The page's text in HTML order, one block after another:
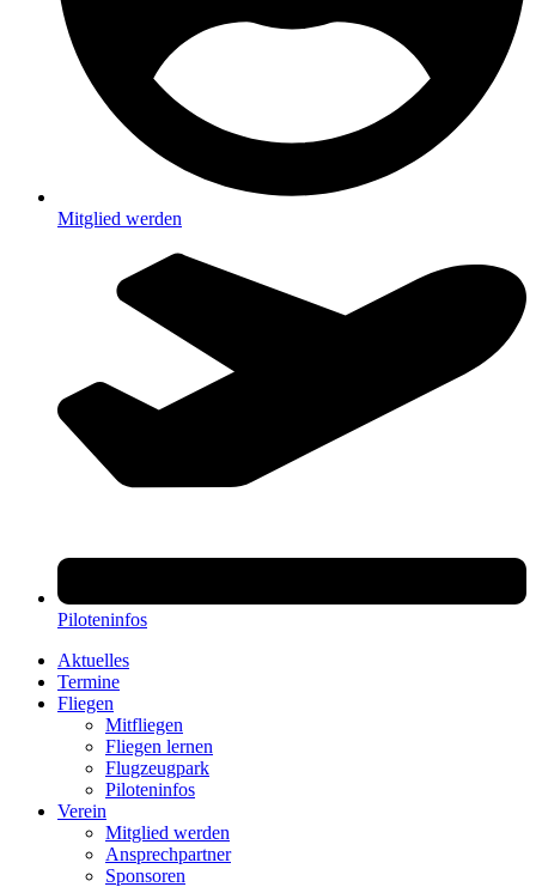
Mitglied werden
Piloteninfos
Aktuelles
Termine
Fliegen
Mitfliegen
Fliegen lernen
Flugzeugpark
Piloteninfos
Verein
Mitglied werden
Ansprechpartner
Sponsoren